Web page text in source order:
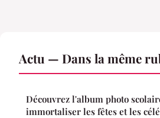
Actu — Dans la même
Découvrez l'album photo
immortaliser les fêtes et les